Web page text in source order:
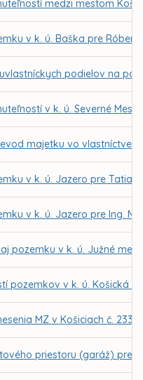
medzi mestom
v k. ú. Baška pre
podielov na
v k. ú. Severné
majetku vo vlastníctve
v k. ú. Jazero pre
v k. ú. Jazero pre Ing.
pozemku v k. ú. Južné
pozemkov v k. ú. Košická
MZ v Košiciach č. 233
priestoru (garáž) pre